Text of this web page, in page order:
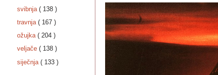
svibnja( 138 )
travnja( 167 )
ožujka( 204 )
veljače( 138 )
siječnja( 133 )